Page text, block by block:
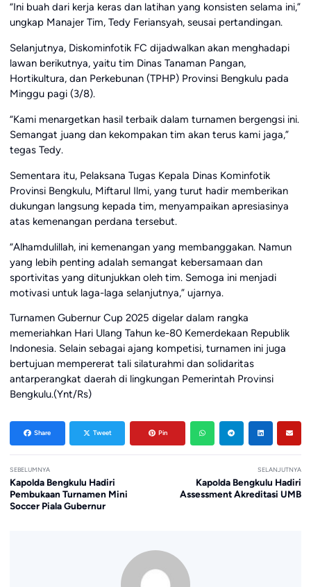
“Ini buah dari kerja keras dan latihan yang konsisten selama ini,”
ungkap Manajer Tim, Tedy Feriansyah, seusai pertandingan.
Selanjutnya, Diskominfotik FC dijadwalkan akan menghadapi
lawan berikutnya, yaitu tim Dinas Tanaman Pangan,
Hortikultura, dan Perkebunan (TPHP) Provinsi Bengkulu pada
Minggu pagi (3/8).
“Kami menargetkan hasil terbaik dalam turnamen bergengsi ini.
Semangat juang dan kekompakan tim akan terus kami jaga,”
tegas Tedy.
Sementara itu, Pelaksana Tugas Kepala Dinas Kominfotik
Provinsi Bengkulu, Miftarul Ilmi, yang turut hadir memberikan
dukungan langsung kepada tim, menyampaikan apresiasinya
atas kemenangan perdana tersebut.
“Alhamdulillah, ini kemenangan yang membanggakan. Namun
yang lebih penting adalah semangat kebersamaan dan
sportivitas yang ditunjukkan oleh tim. Semoga ini menjadi
motivasi untuk laga-laga selanjutnya,” ujarnya.
Turnamen Gubernur Cup 2025 digelar dalam rangka
memeriahkan Hari Ulang Tahun ke-80 Kemerdekaan Republik
Indonesia. Selain sebagai ajang kompetisi, turnamen ini juga
bertujuan mempererat tali silaturahmi dan solidaritas
antarperangkat daerah di lingkungan Pemerintah Provinsi
Bengkulu.(Ynt/Rs)
Share Tweet Pin
SEBELUMNYA
Kapolda Bengkulu Hadiri
Pembukaan Turnamen Mini
Soccer Piala Gubernur
SELANJUTNYA
Kapolda Bengkulu Hadiri
Assessment Akreditasi UMB